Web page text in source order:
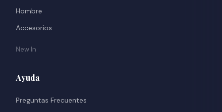
Hombre
Accesorios
New In
Ayuda
Preguntas Frecuentes